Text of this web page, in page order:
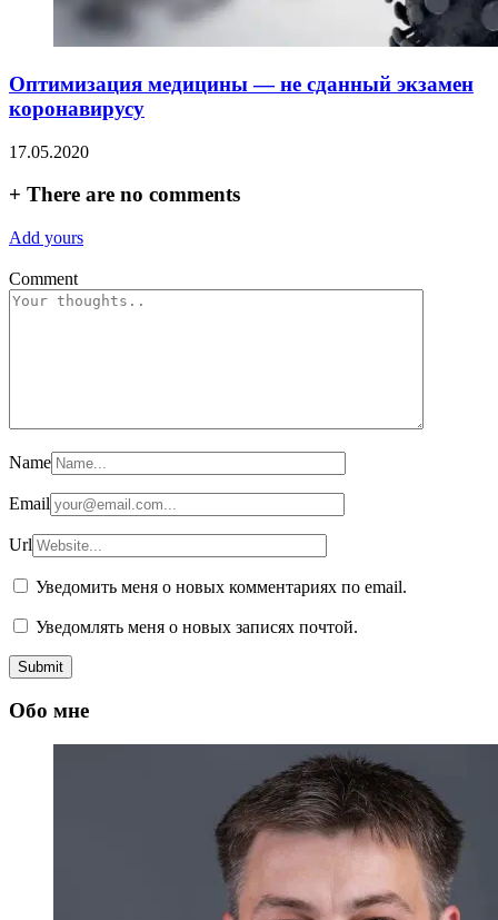
Оптимизация медицины — не сданный экзамен
коронавирусу
17.05.2020
+ There are no comments
Add yours
Comment
Name
Email
Url
Уведомить меня о новых комментариях по email.
Уведомлять меня о новых записях почтой.
Обо мне